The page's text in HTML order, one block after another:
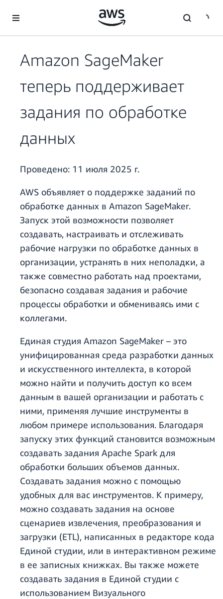
Перейти к главному контенту
Amazon SageMaker
теперь поддерживает
задания по обработке
данных
Проведено: 11 июля 2025 г.
AWS объявляет о поддержке заданий по
обработке данных в Amazon SageMaker.
Запуск этой возможности позволяет
создавать, настраивать и отслеживать
рабочие нагрузки по обработке данных в
организации, устранять в них неполадки, а
также совместно работать над проектами,
безопасно создавая задания и рабочие
процессы обработки и обмениваясь ими с
коллегами.
Единая студия Amazon SageMaker – это
унифицированная среда разработки данных
и искусственного интеллекта, в которой
можно найти и получить доступ ко всем
данным в вашей организации и работать с
ними, применяя лучшие инструменты в
любом примере использования. Благодаря
запуску этих функций становится возможным
создавать задания Apache Spark для
обработки больших объемов данных.
Создавать задания можно с помощью
удобных для вас инструментов. К примеру,
можно создавать задания на основе
сценариев извлечения, преобразования и
загрузки (ETL), написанных в редакторе кода
Единой студии, или в интерактивном режиме
в ее записных книжках. Вы также можете
создавать задания в Единой студии с
использованием Визуального